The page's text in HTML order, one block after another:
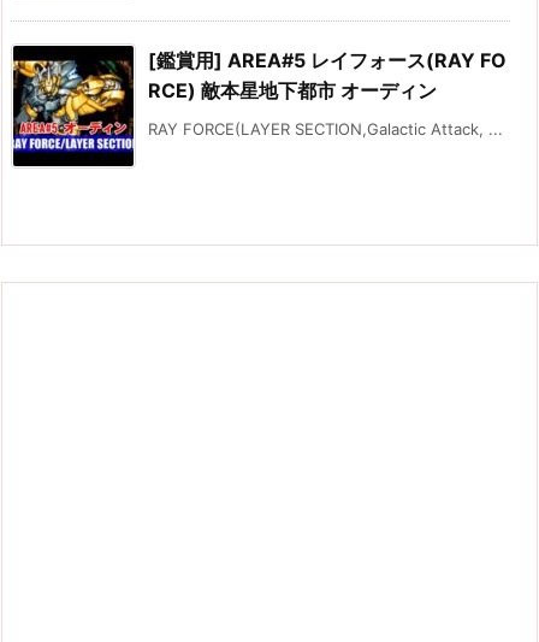
[鑑賞用] AREA#5 レイフォース(RAY FO
RCE) 敵本星地下都市 オーディン
RAY FORCE(LAYER SECTION,Galactic Attack, ...